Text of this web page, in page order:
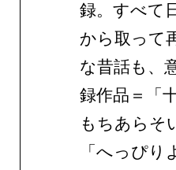
録。すべて
から取って
な昔話も、
録作品＝「
もちあらそ
「へっぴ